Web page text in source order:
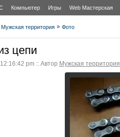
Компьютер Игры Web Мастерская
Мужская территория » Фото
цепи
pm :: Автор Мужская территория